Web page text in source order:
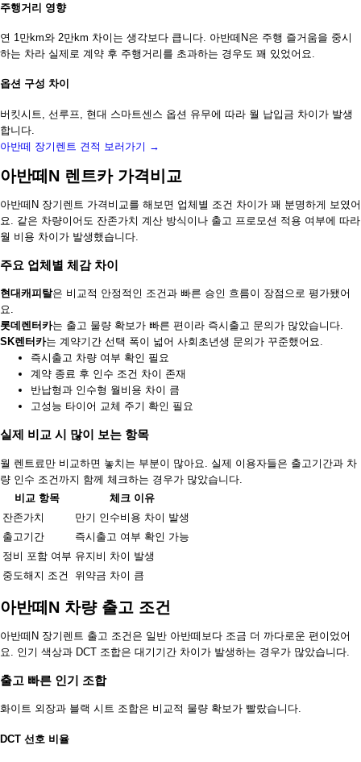
주행거리 영향
연 1만km와 2만km 차이는 생각보다 큽니다. 아반떼N은 주행 즐거움을 중시
하는 차라 실제로 계약 후 주행거리를 초과하는 경우도 꽤 있었어요.
옵션 구성 차이
버킷시트, 선루프, 현대 스마트센스 옵션 유무에 따라 월 납입금 차이가 발생
합니다.
아반떼 장기렌트 견적 보러가기 →
아반떼N 렌트카 가격비교
아반떼N 장기렌트 가격비교를 해보면 업체별 조건 차이가 꽤 분명하게 보였어
요. 같은 차량이어도 잔존가치 계산 방식이나 출고 프로모션 적용 여부에 따라
월 비용 차이가 발생했습니다.
주요 업체별 체감 차이
현대캐피탈은 비교적 안정적인 조건과 빠른 승인 흐름이 장점으로 평가됐어
요.
롯데렌터카는 출고 물량 확보가 빠른 편이라 즉시출고 문의가 많았습니다.
SK렌터카는 계약기간 선택 폭이 넓어 사회초년생 문의가 꾸준했어요.
즉시출고 차량 여부 확인 필요
계약 종료 후 인수 조건 차이 존재
반납형과 인수형 월비용 차이 큼
고성능 타이어 교체 주기 확인 필요
실제 비교 시 많이 보는 항목
월 렌트료만 비교하면 놓치는 부분이 많아요. 실제 이용자들은 출고기간과 차
량 인수 조건까지 함께 체크하는 경우가 많았습니다.
비교 항목
체크 이유
잔존가치
만기 인수비용 차이 발생
출고기간
즉시출고 여부 확인 가능
정비 포함 여부 유지비 차이 발생
중도해지 조건
위약금 차이 큼
아반떼N 차량 출고 조건
아반떼N 장기렌트 출고 조건은 일반 아반떼보다 조금 더 까다로운 편이었어
요. 인기 색상과 DCT 조합은 대기기간 차이가 발생하는 경우가 많았습니다.
출고 빠른 인기 조합
화이트 외장과 블랙 시트 조합은 비교적 물량 확보가 빨랐습니다.
DCT 선호 비율